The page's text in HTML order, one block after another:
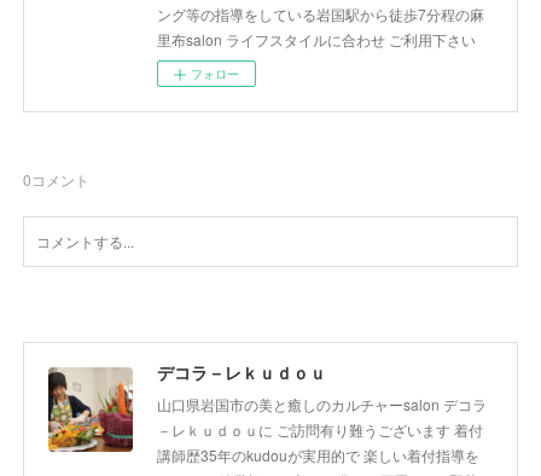
ング等の指導をしている岩国駅から徒歩7分程の麻
里布salon ライフスタイルに合わせ ご利用下さい
フォロー
0コメント
デコラ－レｋｕｄｏｕ
山口県岩国市の美と癒しのカルチャーsalon デコラ
－レｋｕｄｏｕに ご訪問有り難うございます 着付
講師歴35年のkudouが実用的で 楽しい着付指導を